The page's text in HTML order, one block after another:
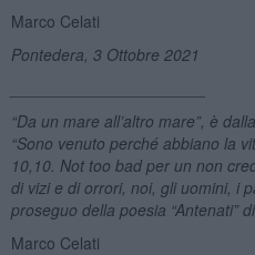
Marco Celati
Pontedera, 3 Ottobre 2021
“Da un mare all’altro mare”, è
“Sono venuto perché abbiano la
10,10. Not too bad per un non
di vizi e di orrori, noi, gli uomini, i
proseguo della poesia “Antenati”
Marco Celati